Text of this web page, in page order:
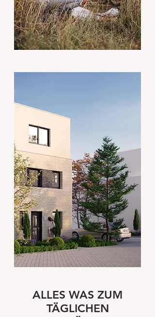
ALLES WAS ZUM
TÄGLICHEN